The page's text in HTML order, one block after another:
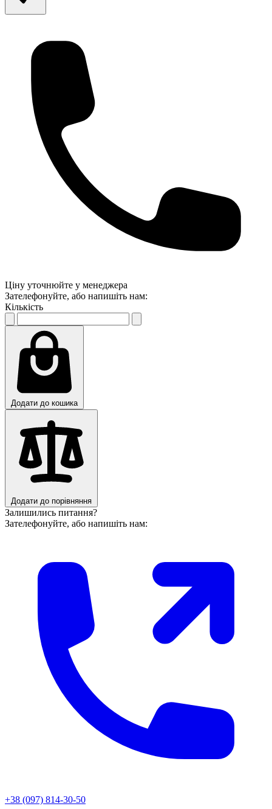
Ціну уточнюйте у менеджера
Зателефонуйте, або напишіть нам:
Кількість
Додати до кошика
Додати до порівняння
Залишились питання?
Зателефонуйте, або напишіть нам:
+38 (097) 814-30-50